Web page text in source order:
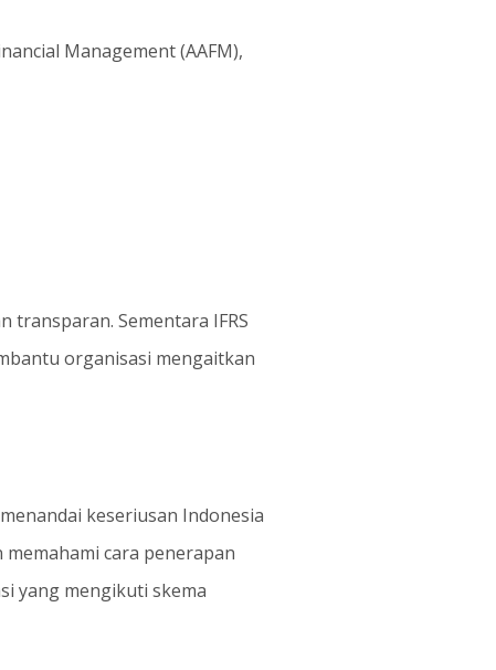
Management (AAFM),
transparan. Sementara IFRS
organisasi mengaitkan
menandai keseriusan Indonesia
cara penerapan
yang mengikuti skema